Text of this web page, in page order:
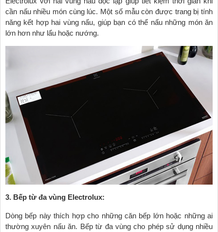
cần nấu nhiều món cùng lúc. Một số mẫu còn được trang bị tính
năng kết hợp hai vùng nấu, giúp bạn có thể nấu những món ăn
lớn hơn như lẩu hoặc nướng.
3. Bếp từ đa vùng Electrolux:
Dòng bếp này thích hợp cho những căn bếp lớn hoặc những ai
thường xuyên nấu ăn. Bếp từ đa vùng cho phép sử dụng nhiều